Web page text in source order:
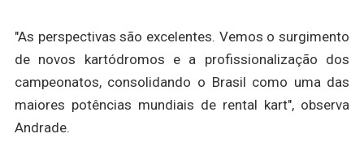
"As perspectivas são excelentes. Vemos o surgimento
de novos kartódromos e a profissionalização dos
campeonatos, consolidando o Brasil como uma das
maiores potências mundiais de rental kart", observa
Andrade.